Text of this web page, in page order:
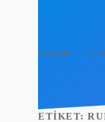
Anasayfa
ETIKET: